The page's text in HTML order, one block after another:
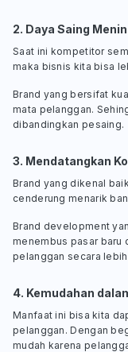
2. Daya Saing
Saat ini kompetitor
maka bisnis kita bisa
Brand yang bersifat
mata pelanggan.
dibandingkan pesaing.
3. Mendatangkan
Brand yang dikenal
cenderung menarik
Brand development
menembus pasar baru
pelanggan secara lebih
4. Kemudahan
Manfaat ini bisa kita
pelanggan. Dengan
mudah karena